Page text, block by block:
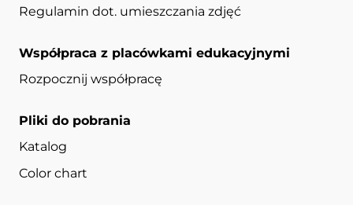
Regulamin dot. umieszczania zdjęć
Współpraca z placówkami edukacyjnymi
Rozpocznij współpracę
Pliki do pobrania
Katalog
Color chart